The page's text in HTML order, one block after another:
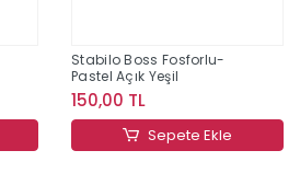
Stabilo Boss Fosforlu-
Pastel Açık Yeşil
150,00 TL
Sepete Ekle